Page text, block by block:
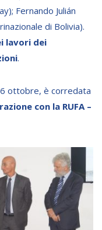
Fernando Julián
di Bolivia).
lavori dei
.
ottobre, è corredata
con la RUFA –